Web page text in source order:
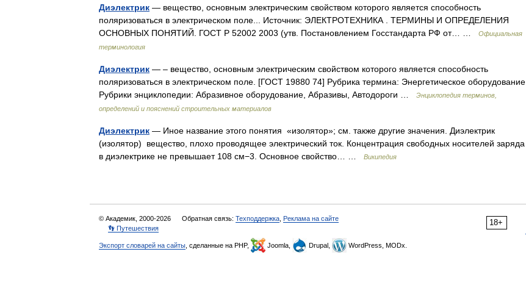
Диэлектрик — вещество, основным электрическим свойством которого является способность
поляризоваться в электрическом поле... Источник: ЭЛЕКТРОТЕХНИКА . ТЕРМИНЫ И ОПРЕДЕЛЕНИЯ
ОСНОВНЫХ ПОНЯТИЙ. ГОСТ Р 52002 2003 (утв. Постановлением Госстандарта РФ от… …
Официальная
терминология
Диэлектрик — – вещество, основным электрическим свойством которого является способность
поляризоваться в электрическом поле. [ГОСТ 19880 74] Рубрика термина: Энергетическое оборудование
Рубрики энциклопедии: Абразивное оборудование, Абразивы, Автодороги …
Энциклопедия терминов,
определений и пояснений строительных материалов
Диэлектрик — Иное название этого понятия «изолятор»; см. также другие значения. Диэлектрик
(изолятор) вещество, плохо проводящее электрический ток. Концентрация свободных носителей заряда
в диэлектрике не превышает 108 см−3. Основное свойство… …
Википедия
18+
© Академик, 2000-2026 Обратная связь: Техподдержка Реклама на сайте
👣 Путешествия
Экспорт словарей на сайты , сделанные на PHP, Joomla, Drupal, WordPress, MODx.